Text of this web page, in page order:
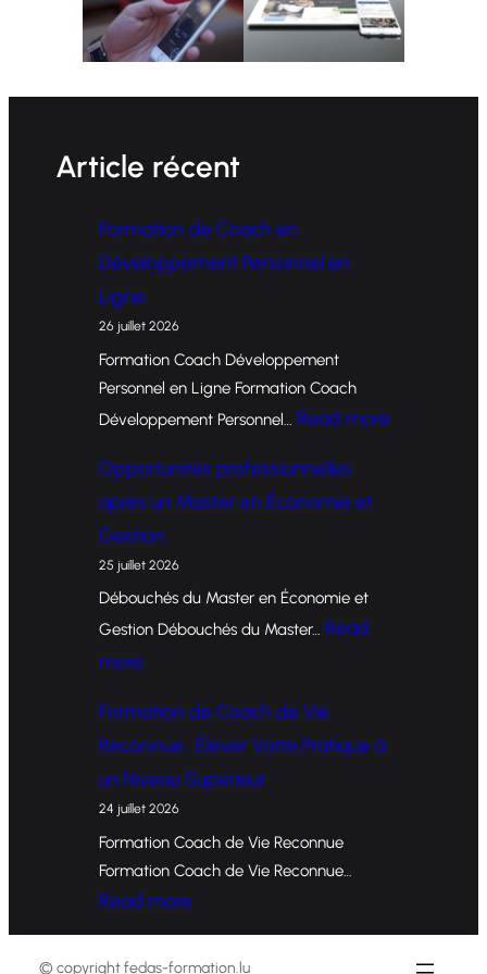
Article récent
Formation de Coach en
Développement Personnel en
Ligne
26 juillet 2026
Formation Coach Développement
Personnel en Ligne Formation Coach
Développement Personnel… Read more:
Opportunités professionnelles
après un Master en Économie et
Gestion
25 juillet 2026
Débouchés du Master en Économie et
Gestion Débouchés du Master… Read
more:
t
u
n
i
Formation de Coach de Vie
Reconnue : Élever Votre Pratique à
un Niveau Supérieur
24 juillet 2026
Formation Coach de Vie Reconnue
Formation Coach de Vie Reconnue…
Read more:
F
o
© copyright fedas-formation.lu